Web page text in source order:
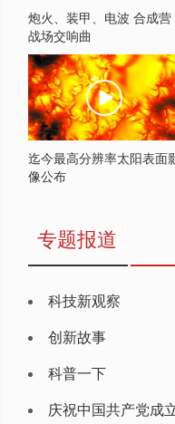
炮火、装甲、电波 合成营
战场交响曲
迄今最高分辨率太阳表面
像公布
专题报道
科技新观察
创新故事
科普一下
庆祝中国共产党成